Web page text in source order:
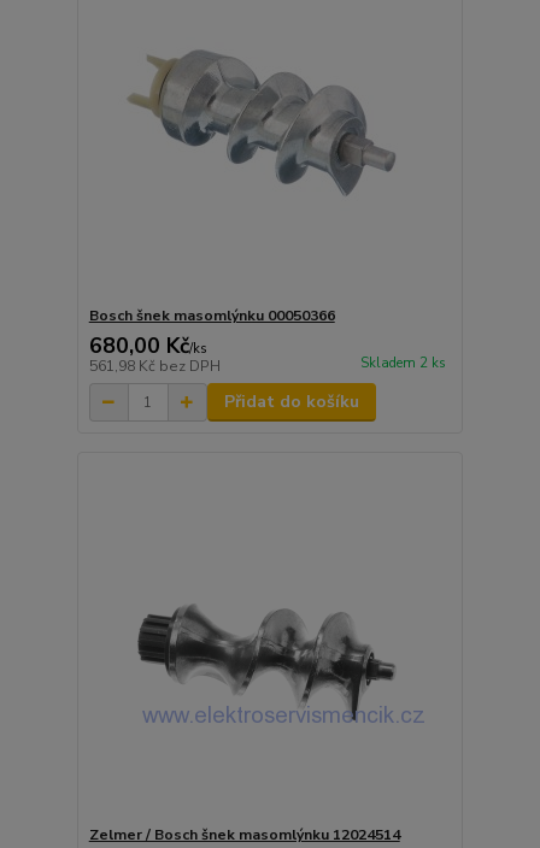
Bosch šnek masomlýnku 00050366
680,00 Kč/ks
561,98 Kč bez DPH Skladem 2 ks
Přidat do košíku
Zelmer / Bosch šnek masomlýnku 12024514